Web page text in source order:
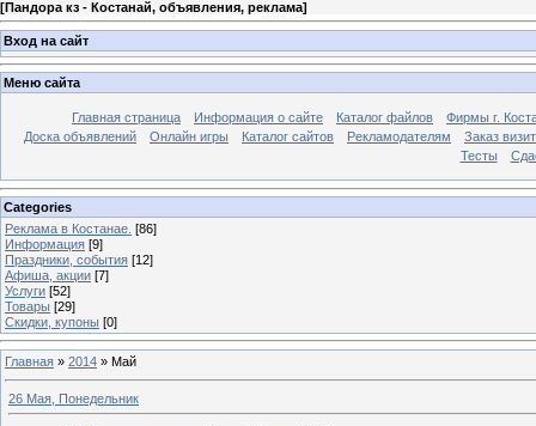
[Пандора кз - Костанай, объявления, реклама]
Вход на сайт
Меню сайта
Главная страница Информация о сайте Каталог файлов
Фирмы г.
Доска объявлений
Онлайн игры Каталог сайтов Рекламодателям
Заказ
Тесты
Categories
Реклама в Костанае. [86]
Информация [9]
Праздники, события [12]
Афиша, акции [7]
Услуги [52]
Товары [29]
Скидки, купоны [0]
Главная » 2014 » Май
26 Мая, Понедельник